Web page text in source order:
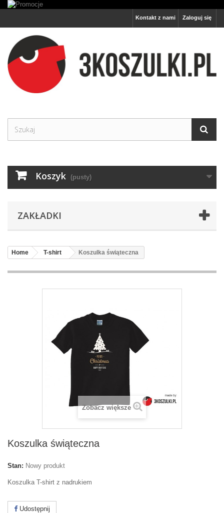
Zaloguj się
Kontakt z nami
Koszyk (pusty)
ZAKŁADKI
Home T-shirt Koszulka świąteczna
Zobacz większe
Koszulka świąteczna
Stan: Nowy produkt
Koszulka T-shirt z nadrukiem
Udostępnij